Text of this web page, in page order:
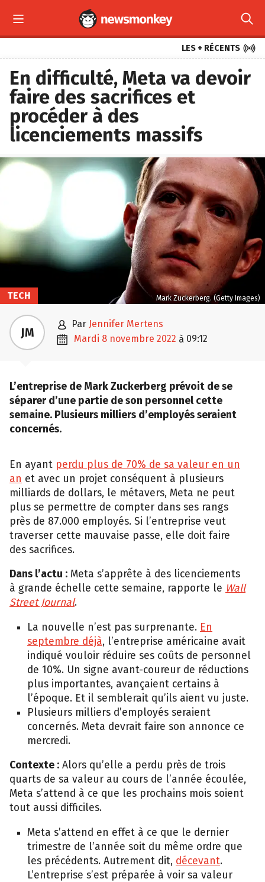
 
LES + RÉCENTS 
En difficulté, Meta va devoir
faire des sacrifices et
procéder à des
licenciements massifs
Mark Zuckerberg. (Getty Images)
TECH
JM  par Jennifer Mertens
 mardi 8 novembre 2022 à 09:12
L’entreprise de Mark Zuckerberg prévoit de se
séparer d’une partie de son personnel cette
semaine. Plusieurs milliers d’employés seraient
concernés.
En ayant perdu plus de 70% de sa valeur en un
an et avec un projet conséquent à plusieurs
milliards de dollars, le métavers, Meta ne peut
plus se permettre de compter dans ses rangs
près de 87.000 employés. Si l’entreprise veut
traverser cette mauvaise passe, elle doit faire
des sacrifices.
Dans l’actu : Meta s’apprête à des licenciements
à grande échelle cette semaine, rapporte le Wall
Street Journal.
La nouvelle n’est pas surprenante. En
septembre déjà, l’entreprise américaine avait
indiqué vouloir réduire ses coûts de personnel
de 10%. Un signe avant-coureur de réductions
plus importantes, avançaient certains à
l’époque. Et il semblerait qu’ils aient vu juste.
Plusieurs milliers d’employés seraient
concernés. Meta devrait faire son annonce ce
mercredi.
Contexte : Alors qu’elle a perdu près de trois
quarts de sa valeur au cours de l’année écoulée,
Meta s’attend à ce que les prochains mois soient
tout aussi difficiles.
Meta s’attend en effet à ce que le dernier
trimestre de l’année soit du même ordre que
les précédents. Autrement dit, décevant.
L’entreprise s’est préparée à voir sa valeur